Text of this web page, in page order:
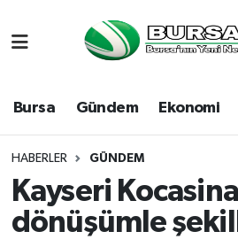
Bursa Gündem Ekonomi
HABERLER GÜNDEM
Kayseri
dönüşümle
Bursa
Dünya
Eğitim
Hava Durumu
Namaz Vakitleri
Trafik Durumu